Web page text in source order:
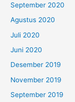
September 2020
Agustus 2020
Juli 2020
Juni 2020
Desember 2019
November 2019
September 2019